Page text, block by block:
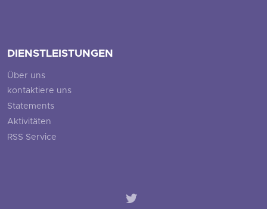
DIENSTLEISTUNGEN
Über uns
kontaktiere uns
Statements
Aktivitäten
RSS Service